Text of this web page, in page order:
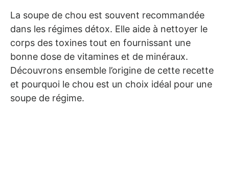
La soupe de chou est souvent recommandée
dans les régimes détox. Elle aide à nettoyer le
corps des toxines tout en fournissant une
bonne dose de vitamines et de minéraux.
Découvrons ensemble l’origine de cette recette
et pourquoi le chou est un choix idéal pour une
soupe de régime.